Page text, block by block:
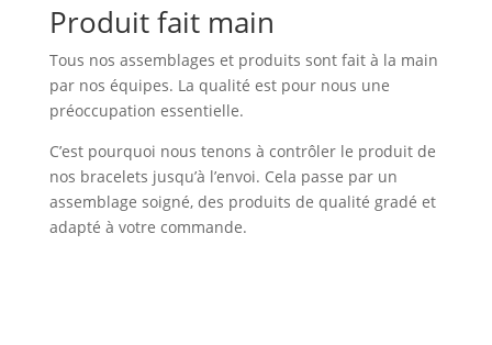
Produit fait main
Tous nos assemblages et produits sont fait à la main
par nos équipes. La qualité est pour nous une
préoccupation essentielle.
C’est pourquoi nous tenons à contrôler le produit de
nos bracelets jusqu’à l’envoi. Cela passe par un
assemblage soigné, des produits de qualité gradé et
adapté à votre commande.